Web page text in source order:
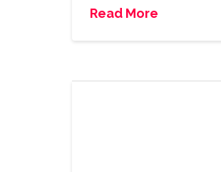
Read More